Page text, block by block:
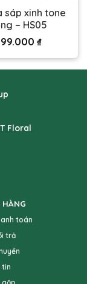
sáp xinh tone
– HS05
₫
Floral
HÀNG
toán
trả
tin